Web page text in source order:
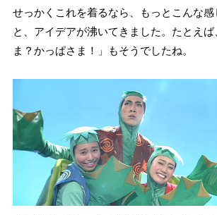
せっかくこれを着るなら、もっとこんな感
と、アイデアが沸いてきました。たとえば
ま？かっぱさま！」もそうでしたね。